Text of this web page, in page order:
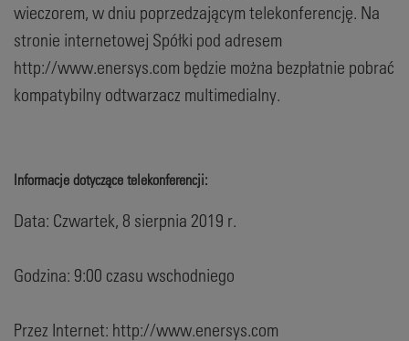
wieczorem, w dniu poprzedzającym telekonferencję. Na
stronie internetowej Spółki pod adresem
http://www.enersys.com będzie można bezpłatnie pobrać
kompatybilny odtwarzacz multimedialny.
Informacje dotyczące telekonferencji:
Data: Czwartek, 8 sierpnia 2019 r.
Godzina: 9:00 czasu wschodniego
Przez Internet: http://www.enersys.com